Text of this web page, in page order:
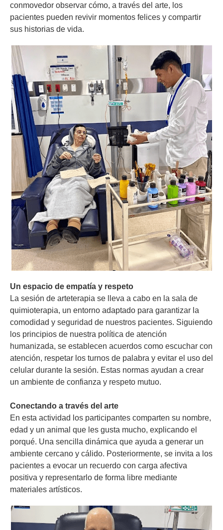
conmovedor observar cómo, a través del arte, los
pacientes pueden revivir momentos felices y compartir
sus historias de vida.
Un espacio de empatía y respeto
La sesión de arteterapia se lleva a cabo en la sala de
quimioterapia, un entorno adaptado para garantizar la
comodidad y seguridad de nuestros pacientes. Siguiendo
los principios de nuestra política de atención
humanizada, se establecen acuerdos como escuchar con
atención, respetar los turnos de palabra y evitar el uso del
celular durante la sesión. Estas normas ayudan a crear
un ambiente de confianza y respeto mutuo.
Conectando a través del arte
En esta actividad los participantes comparten su nombre,
edad y un animal que les gusta mucho, explicando el
porqué. Una sencilla dinámica que ayuda a generar un
ambiente cercano y cálido. Posteriormente, se invita a los
pacientes a evocar un recuerdo con carga afectiva
positiva y representarlo de forma libre mediante
materiales artísticos.